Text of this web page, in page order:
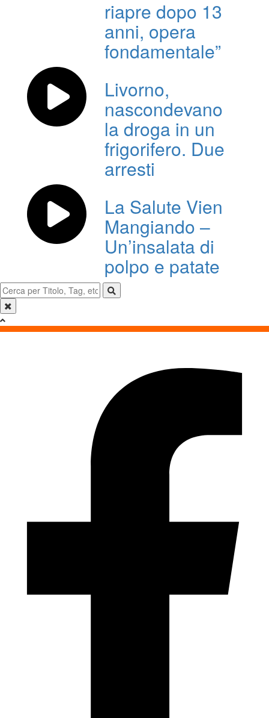
riapre dopo 13
anni, opera
fondamentale”
Livorno,
nascondevano
la droga in un
frigorifero. Due
arresti
La Salute Vien
Mangiando –
Un’insalata di
polpo e patate